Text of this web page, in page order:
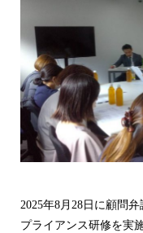
2025年8月28日に顧問
プライアンス研修を実